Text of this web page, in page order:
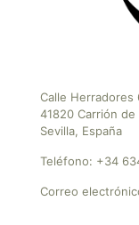
Calle Herradores
41820 Carrión
Sevilla, España
Teléfono: +34
Correo